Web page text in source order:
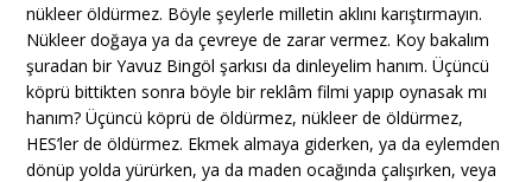
nükleer öldürmez. Böyle şeylerle milletin aklını karıştırmayın.
Nükleer doğaya ya da çevreye de zarar vermez. Koy bakalım
şuradan bir Yavuz Bingöl şarkısı da dinleyelim hanım. Üçüncü
köprü bittikten sonra böyle bir reklâm filmi yapıp oynasak mı
hanım? Üçüncü köprü de öldürmez, nükleer de öldürmez,
HES’ler de öldürmez. Ekmek almaya giderken, ya da eylemden
dönüp yolda yürürken, ya da maden ocağında çalışırken, veya